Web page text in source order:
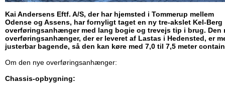
Kai Andersens Eftf. A/S, der har hjemsted i Tommerup mellem
Odense og Assens, har fornyligt taget en ny tre-akslet Kel-Berg
overføringsanhænger med lang bogie og trevejs tip i brug. Den
overføringsanhænger, der er leveret af Lastas i Hedensted, er
justerbar bagende, så den kan køre med 7,0 til 7,5 meter
Om den nye overføringsanhænger:
Chassis-opbygning: